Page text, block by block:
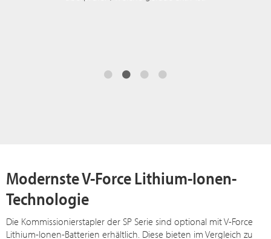
Modernste V-Force Lithium-Ionen-
Technologie
Die Kommissionierstapler der SP Serie sind optional mit V-Force
Lithium-Ionen-Batterien erhältlich. Diese bieten im Vergleich zu